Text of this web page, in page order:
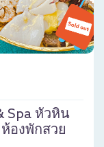
Spa หัวหิน
องพักสวย